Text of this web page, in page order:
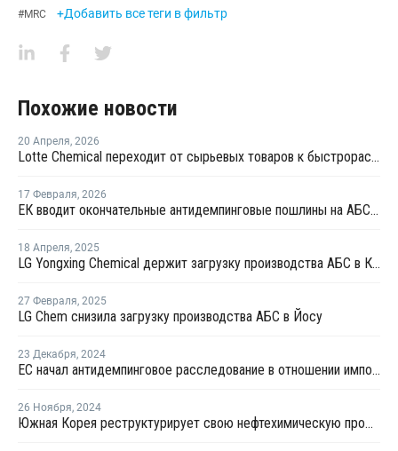
#MRC +Добавить все теги в фильтр
Похожие новости
20 Апреля, 2026
Lotte Chemical переходит от сырьевых товаров к быстрорастущим секторам
17 Февраля, 2026
ЕК вводит окончательные антидемпинговые пошлины на АБС-пластик из Южной Кореи и Тайваня
18 Апреля, 2025
LG Yongxing Chemical держит загрузку производства АБС в Китае на уровне 100%
27 Февраля, 2025
LG Chem снизила загрузку производства АБС в Йосу
23 Декабря, 2024
ЕС начал антидемпинговое расследование в отношении импорта АБС-пластика из Южной Кореи и Тайваня
26 Ноября, 2024
Южная Корея реструктурирует свою нефтехимическую промышленность